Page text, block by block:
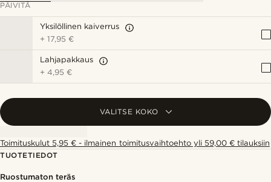
PÄIVITÄ
Yksilöllinen kaiverrus
+17,95 €
Lahjapakkaus
+4,95 €
VALITSE KOKO
Toimituskulut 5,95 € - ilmainen toimitusvaihtoehto yli 59,00 € tilauksiin
TUOTETIEDOT
Ruostumaton teräs